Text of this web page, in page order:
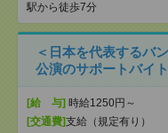
駅から徒歩7分
＜日本を代表するバ
公演のサポートバイ
[給 与] 時給1250円～
[交通費]支給（規定有り）